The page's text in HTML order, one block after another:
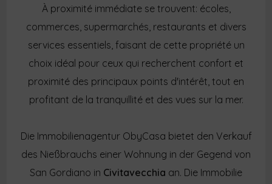
À proximité immédiate se trouvent: écoles,
commerces, supermarchés, restaurants et divers
services essentiels, faisant de cette propriété un
choix idéal pour ceux qui recherchent confort et
proximité des principaux points d'intérêt, tout en
profitant de la tranquillité et des vues sur la mer.
Die Immobilienagentur ObyCasa bietet den Verkauf
des Nießbrauchs einer Wohnung in der Gegend von
San Gordiano in Civitavecchia an. Die Immobilie